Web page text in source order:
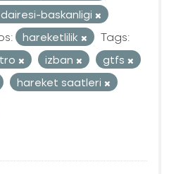
baskanligi
hareketlilik
Tags:
izban
gtfs
hareket saatleri